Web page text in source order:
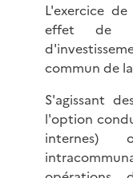
L'exercice
effet de
commun de
S'agissant
l'option
internes)